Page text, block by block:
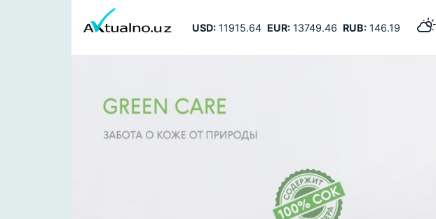
USD:11915.64 EUR:13749.46 RUB:146.19